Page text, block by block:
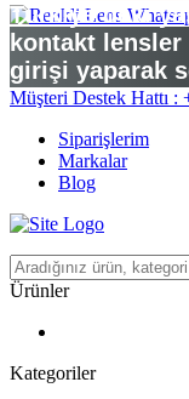
Türkiye’deki
kontakt lensler
girişi yaparak
Müşteri Destek Hattı :
Siparişlerim
Markalar
Blog
Ürünler
Kategoriler